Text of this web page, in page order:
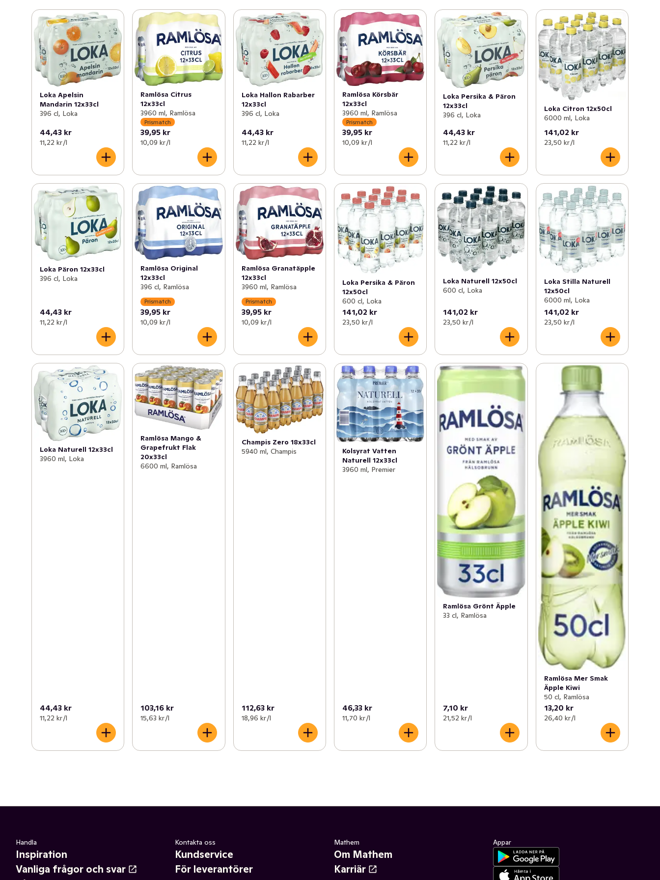
Loka Apelsin
Mandarin 12x33cl
396 cl, Loka
44,43 kr
11,22 kr /l
Ramlösa Citrus
12x33cl
3960 ml, Ramlösa
Prismatch
39,95 kr
10,09 kr /l
Loka Hallon Rabarber
12x33cl
396 cl, Loka
44,43 kr
11,22 kr /l
Ramlösa Körsbär
12x33cl
3960 ml, Ramlösa
Prismatch
39,95 kr
10,09 kr /l
Loka Persika & Päron
12x33cl
396 cl, Loka
44,43 kr
11,22 kr /l
Loka Citron 12x50cl
6000 ml, Loka
141,02 kr
23,50 kr /l
Loka Päron 12x33cl
396 cl, Loka
44,43 kr
11,22 kr /l
Ramlösa Original
12x33cl
396 cl, Ramlösa
Prismatch
39,95 kr
10,09 kr /l
Ramlösa Granatäpple
12x33cl
3960 ml, Ramlösa
Prismatch
39,95 kr
10,09 kr /l
Loka Persika & Päron
12x50cl
600 cl, Loka
141,02 kr
23,50 kr /l
Loka Naturell 12x50cl
600 cl, Loka
141,02 kr
23,50 kr /l
Loka Stilla Naturell
12x50cl
6000 ml, Loka
141,02 kr
23,50 kr /l
Loka Naturell 12x33cl
3960 ml, Loka
44,43 kr
11,22 kr /l
Ramlösa Mango &
Grapefrukt Flak
20x33cl
6600 ml, Ramlösa
103,16 kr
15,63 kr /l
Champis Zero 18x33cl
5940 ml, Champis
112,63 kr
18,96 kr /l
Kolsyrat Vatten
Naturell 12x33cl
3960 ml, Premier
46,33 kr
11,70 kr /l
Ramlösa Grönt Äpple
33 cl, Ramlösa
7,10 kr
21,52 kr /l
Ramlösa Mer Smak
Äpple Kiwi
50 cl, Ramlösa
13,20 kr
26,40 kr /l
Handla
Inspiration
Vanliga frågor och svar
Kontakta oss
Kundservice
För leverantörer
Mathem
Om Mathem
Karriär
Appar